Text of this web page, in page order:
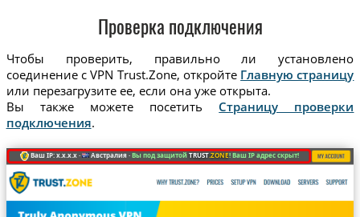
Проверка подключения
Чтобы проверить, правильно ли установлено
соединение с VPN Trust.Zone, откройте Главную страницу
или перезагрузите ее, если она уже открыта.
Вы также можете посетить Страницу проверки
подключения.
Ваш IP: x.x.x.x · Австралия ·Вы под защитойTRUST.ZONE! Ваш IP адрес скрыт!